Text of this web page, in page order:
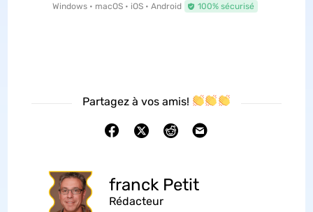
Windows • macOS • iOS • Android 100% sécurisé
Partagez à vos amis!
franck Petit
Rédacteur